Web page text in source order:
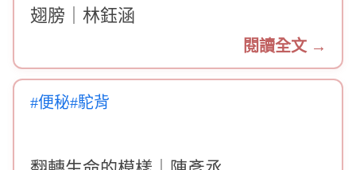
翅膀｜林鈺涵
閱讀全文 →
#便秘#駝背